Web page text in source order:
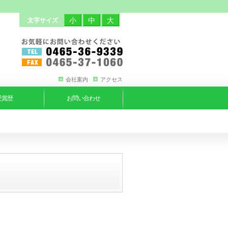
大
中
小
文字サイズ
アクセス
会社案内
賞歴 お問い合わせ